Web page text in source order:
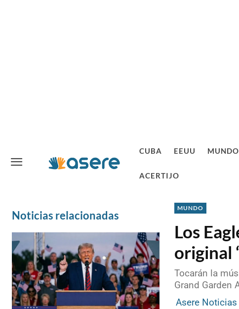
CUBA EEUU MUNDO
ACERTIJO
Noticias relacionadas
MUNDO
Los
original
Tocarán la
Grand Garden
Asere Noticias